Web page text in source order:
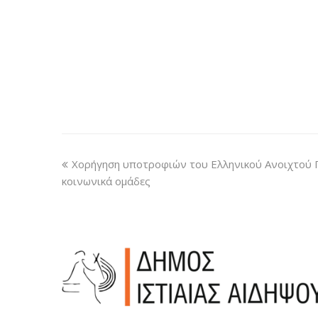
Χορήγηση υποτροφιών του Ελληνικού Ανοιχτού
κοινωνικά ομάδες